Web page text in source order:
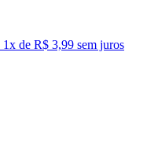
1x de R$ 3,99 sem juros